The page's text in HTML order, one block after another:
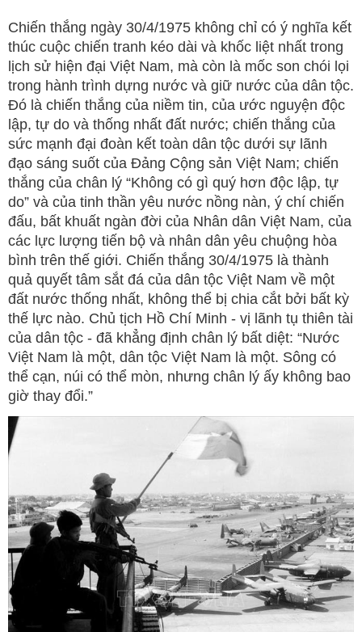
Chiến thắng ngày 30/4/1975 không chỉ có ý nghĩa kết
thúc cuộc chiến tranh kéo dài và khốc liệt nhất trong
lịch sử hiện đại Việt Nam, mà còn là mốc son chói lọi
trong hành trình dựng nước và giữ nước của dân tộc.
Đó là chiến thắng của niềm tin, của ước nguyện độc
lập, tự do và thống nhất đất nước; chiến thắng của
sức mạnh đại đoàn kết toàn dân tộc dưới sự lãnh
đạo sáng suốt của Đảng Cộng sản Việt Nam; chiến
thắng của chân lý “Không có gì quý hơn độc lập, tự
do” và của tinh thần yêu nước nồng nàn, ý chí chiến
đấu, bất khuất ngàn đời của Nhân dân Việt Nam, của
các lực lượng tiến bộ và nhân dân yêu chuộng hòa
bình trên thế giới. Chiến thắng 30/4/1975 là thành
quả quyết tâm sắt đá của dân tộc Việt Nam về một
đất nước thống nhất, không thể bị chia cắt bởi bất kỳ
thế lực nào. Chủ tịch Hồ Chí Minh - vị lãnh tụ thiên tài
của dân tộc - đã khẳng định chân lý bất diệt: “Nước
Việt Nam là một, dân tộc Việt Nam là một. Sông có
thể cạn, núi có thể mòn, nhưng chân lý ấy không bao
giờ thay đổi.”